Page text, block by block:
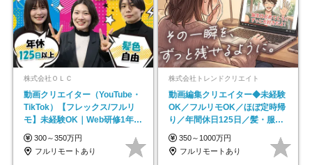
株式会社ＯＬＣ
動画クリエイター（YouTube・
TikTok）【フレックス/フルリ
モ】未経験OK｜Web研修1年間
｜副業OK
300～350万円
フルリモートあり
株式会社トレンドクリエイト
動画編集クリエイター◆未経験
OK／フルリモOK／ほぼ定時帰
り／年間休日125日／髪・服・
ネイル自由／副業OK
350～1000万円
フルリモートあり